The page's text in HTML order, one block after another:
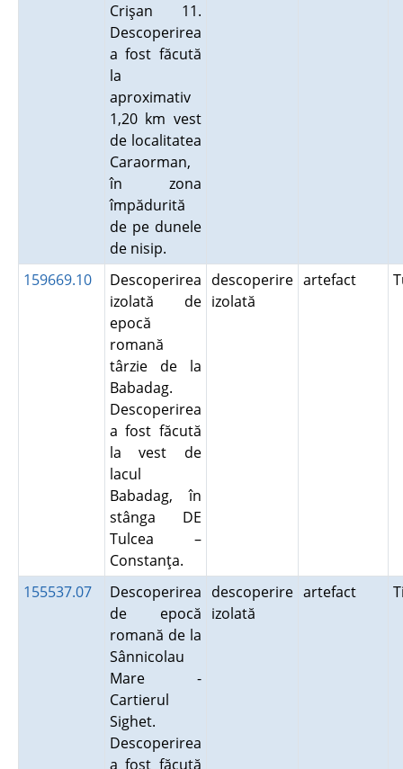
Crişan 11.
Descoperirea
a fost făcută
la
aproximativ
1,20 km vest
de localitatea
Caraorman,
în zona
împădurită
de pe dunele
de nisip.
159669.10
Descoperirea
izolată de
epocă
romană
târzie de la
Babadag.
Descoperirea
a fost făcută
la vest de
lacul
Babadag, în
stânga DE
Tulcea –
Constanţa.
descoperire
izolată
artefact
155537.07
Descoperirea
de epocă
romană de la
Sânnicolau
Mare -
Cartierul
Sighet.
Descoperirea
a fost făcută
descoperire
izolată
artefact